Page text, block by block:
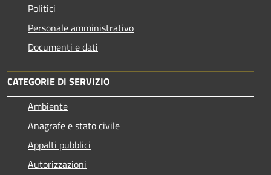
Politici
Personale amministrativo
Documenti e dati
CATEGORIE DI SERVIZIO
Ambiente
Anagrafe e stato civile
Appalti pubblici
Autorizzazioni